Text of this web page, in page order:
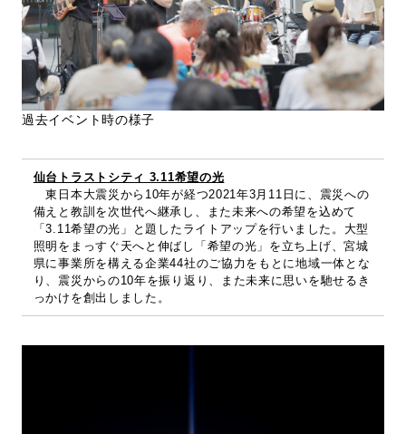
過去イベント時の様子
仙台トラストシティ 3.11希望の光
東日本大震災から10年が経つ2021年3月11日に、震災への
備えと教訓を次世代へ継承し、また未来への希望を込めて
「3.11希望の光」と題したライトアップを行いました。大型
照明をまっすぐ天へと伸ばし「希望の光」を立ち上げ、宮城
県に事業所を構える企業44社のご協力をもとに地域一体とな
り、震災からの10年を振り返り、また未来に思いを馳せるき
っかけを創出しました。